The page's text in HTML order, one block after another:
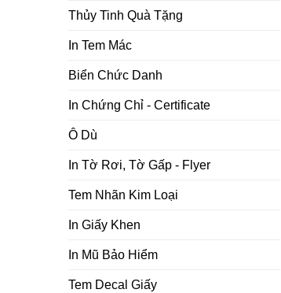
Thủy Tinh Quà Tặng
In Tem Mác
Biển Chức Danh
In Chứng Chỉ - Certificate
Ô Dù
In Tờ Rơi, Tờ Gấp - Flyer
Tem Nhãn Kim Loại
In Giấy Khen
In Mũ Bảo Hiểm
Tem Decal Giấy